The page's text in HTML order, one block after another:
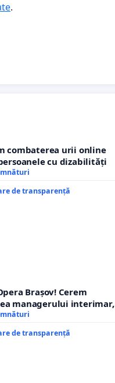
.
combaterea urii online
cu dizabilități
de transparență
Brașov! Cerem
managerului interimar,
Marius!
de transparență